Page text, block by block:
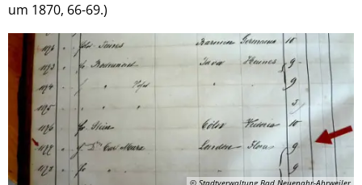
um 1870, 66-69.)
© Stadtverwaltung Bad Neuenahr-Ahrweiler